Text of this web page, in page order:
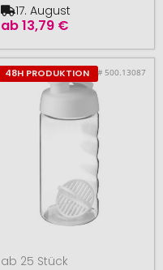
ab13,79 €
17. August
48H PRODUKTION # 500.13087
ab 25 Stück